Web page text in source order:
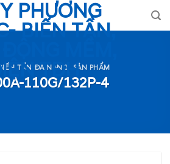
TẦN ĐA NĂNG SẢN PHẨM
110G/132P-4